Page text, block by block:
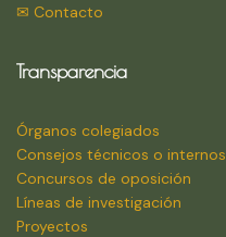
✉ Contacto
Transparencia
Órganos colegiados
Consejos técnicos o internos
Concursos de oposición
Líneas de investigación
Proyectos